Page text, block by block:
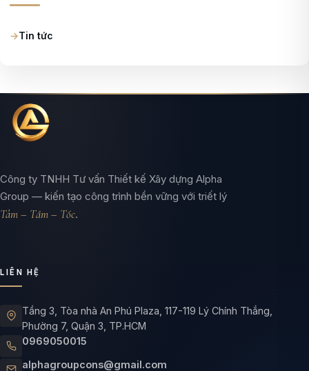
Tin tức
Công ty TNHH Tư vấn Thiết kế Xây dựng Alpha
Group — kiến tạo công trình bền vững với triết lý
Tâm – Tầm – Tốc.
LIÊN HỆ
Tầng 3, Tòa nhà An Phú Plaza, 117-119 Lý Chính Thắng,
Phường 7, Quận 3, TP.HCM
0969050015
alphagroupcons@gmail.com